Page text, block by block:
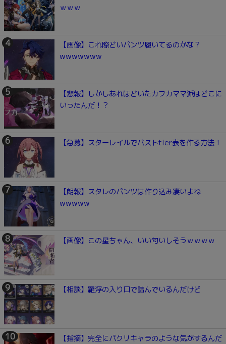
ｗｗｗ
【画像】これ際どいパンツ履いてるのかな？
wwwwwww
【悲報】しかしあれほどいたカフカママ派はどこに
いったんだ！？
【急募】スターレイルでバストtier表を作る方法！
【朗報】スタレのパンツは作り込み凄いよね
wwwww
【画像】この星ちゃん、いい匂いしそうｗｗｗｗ
【相談】羅浮の入り口で詰んでいるんだけど
【指摘】完全にパクリキャラのような気がするんだ